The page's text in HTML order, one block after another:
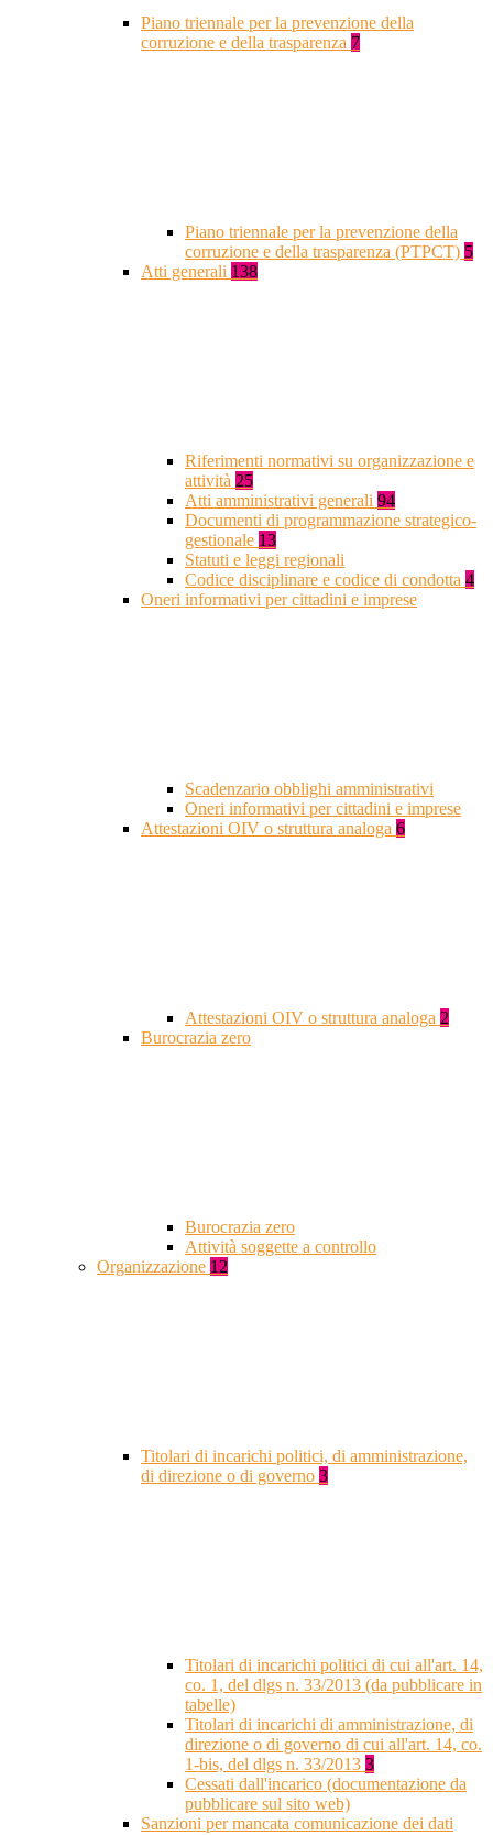
Piano triennale per la prevenzione della
corruzione e della trasparenza 7
Piano triennale per la prevenzione della
corruzione e della trasparenza (PTPCT) 5
Atti generali 138
Riferimenti normativi su organizzazione e
attività 25
Atti amministrativi generali 94
Documenti di programmazione strategico-
gestionale 13
Statuti e leggi regionali
Codice disciplinare e codice di condotta 4
Oneri informativi per cittadini e imprese
Scadenzario obblighi amministrativi
Oneri informativi per cittadini e imprese
Attestazioni OIV o struttura analoga 6
Attestazioni OIV o struttura analoga 2
Burocrazia zero
Burocrazia zero
Attività soggette a controllo
Organizzazione 12
Titolari di incarichi politici, di amministrazione,
di direzione o di governo 3
Titolari di incarichi politici di cui all'art. 14,
co. 1, del dlgs n. 33/2013 (da pubblicare in
tabelle)
Titolari di incarichi di amministrazione, di
direzione o di governo di cui all'art. 14, co.
1-bis, del dlgs n. 33/2013 3
Cessati dall'incarico (documentazione da
pubblicare sul sito web)
Sanzioni per mancata comunicazione dei dati